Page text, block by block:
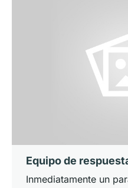
Equipo de
Inmediatamente un